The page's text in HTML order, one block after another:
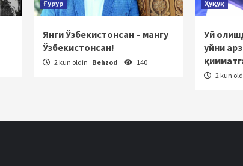
Ғурур
Янги Ўзбекистонсан – мангу
Ўзбекистонсан!
2 kun oldin Behzod 140
Ҳуқуқ
Уй
уйни
2 kun